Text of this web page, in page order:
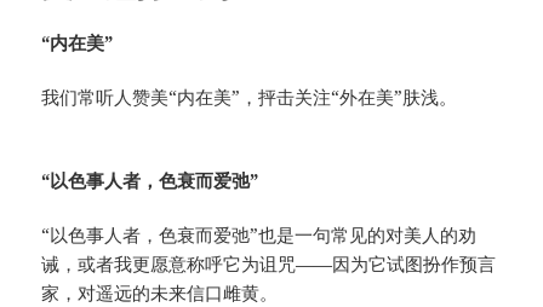
“内在美”
我们常听人赞美“内在美”，抨击关注“外在美”肤浅。
“以色事人者，色衰而爱弛”
“以色事人者，色衰而爱弛”也是一句常见的对美人的劝
诫，或者我更愿意称呼它为诅咒——因为它试图扮作预言
家，对遥远的未来信口雌黄。